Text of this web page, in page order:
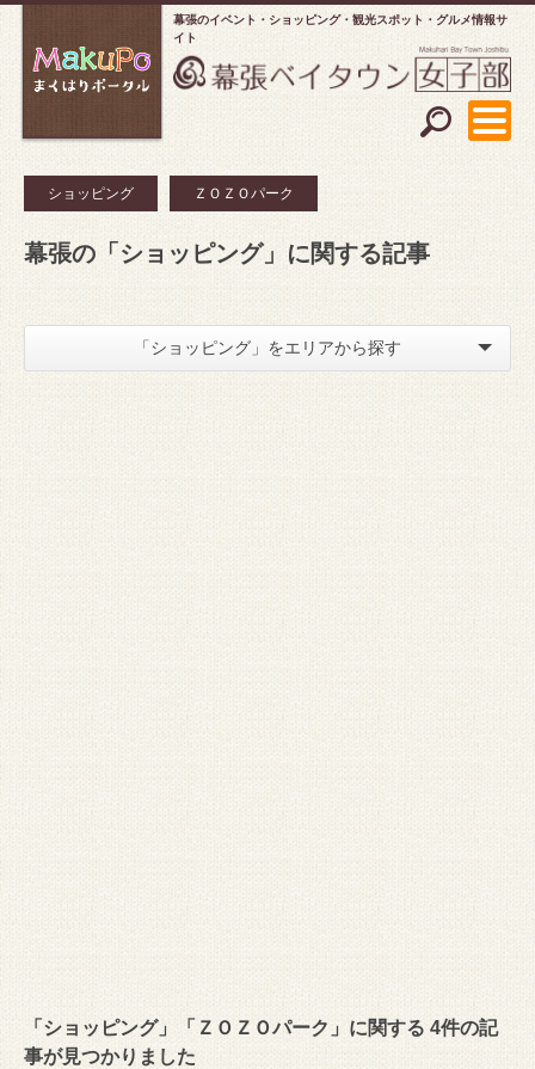
幕張のイベント・ショッピング
観光スポット・グルメ情報サ
イト
ショッピング ＺＯＺＯパーク
幕張の「ショッピング」に関する記事
「ショッピング」をエリアから探す
「ショッピング」「ＺＯＺＯパーク」に関する 4件の記
事が見つかりました